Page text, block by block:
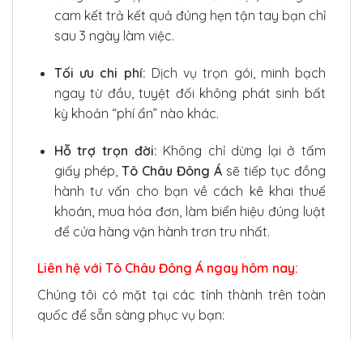
cam kết trả kết quả đúng hẹn tận tay bạn chỉ
sau 3 ngày làm việc.
Tối ưu chi phí: Dịch vụ trọn gói, minh bạch
ngay từ đầu, tuyệt đối không phát sinh bất
kỳ khoản “phí ẩn” nào khác.
Hỗ trợ trọn đời: Không chỉ dừng lại ở tấm
giấy phép, Tô Châu Đông Ásẽ tiếp tục đồng
hành tư vấn cho bạn về cách kê khai thuế
khoán, mua hóa đơn, làm biển hiệu đúng luật
để cửa hàng vận hành trơn tru nhất.
Liên hệ với Tô Châu Đông Á ngay hôm nay:
Chúng tôi có mặt tại các tỉnh thành trên toàn
quốc để sẵn sàng phục vụ bạn: